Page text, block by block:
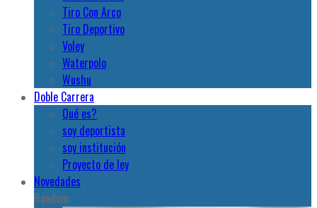
Tiro Con Arco
Tiro Deportivo
Voley
Waterpolo
Wushu
Doble Carrera
Qué es?
soy deportista
soy institución
Proyecto de ley
Novedades
Random